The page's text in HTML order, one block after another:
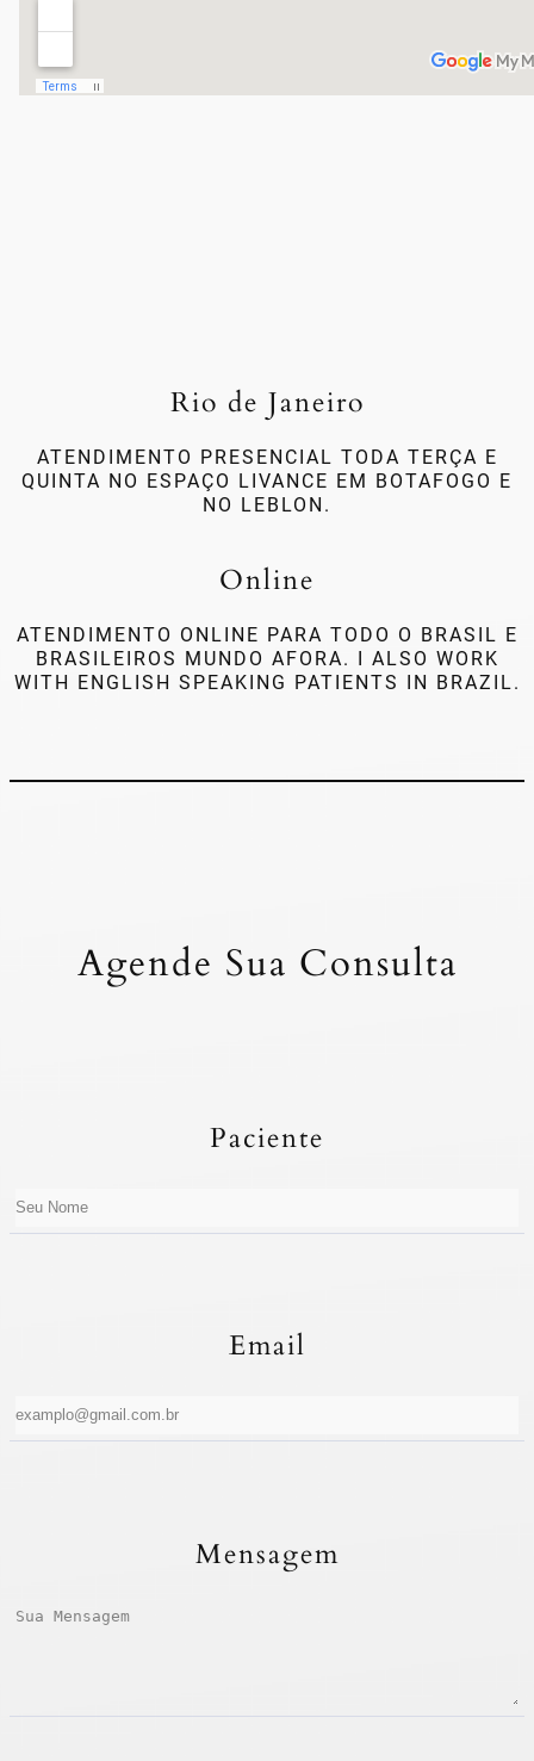
Rio de Janeiro
ATENDIMENTO PRESENCIAL TODA TERÇA E
QUINTA NO ESPAÇO LIVANCE EM BOTAFOGO E
NO LEBLON.
Online
ATENDIMENTO ONLINE PARA TODO O BRASIL E
BRASILEIROS MUNDO AFORA. I ALSO WORK
WITH ENGLISH SPEAKING PATIENTS IN BRAZIL.
Agende Sua Consulta
Paciente
Email
Mensagem